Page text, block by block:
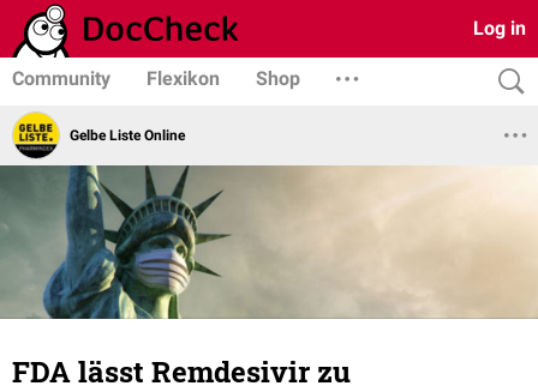
Log in
Community Flexikon Shop
Gelbe Liste Online
FDA lässt Remdesivir zu